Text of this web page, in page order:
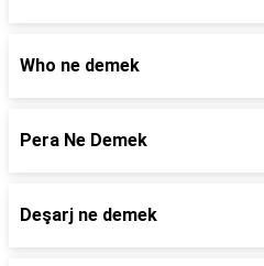
Who ne demek
Pera Ne Demek
Deşarj ne demek